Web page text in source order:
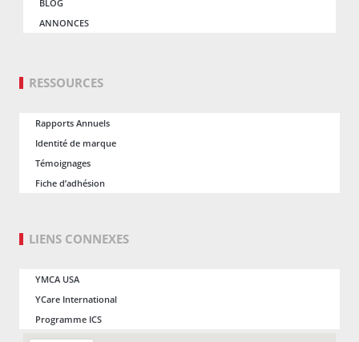
BLOG
ANNONCES
RESSOURCES
Rapports Annuels
Identité de marque
Témoignages
Fiche d’adhésion
LIENS CONNEXES
YMCA USA
YCare International
Programme ICS